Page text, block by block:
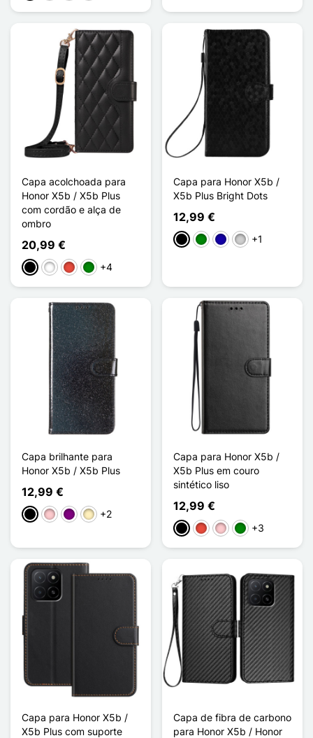
Capa acolchoada para
Honor X5b / X5b Plus
com cordão e alça de
ombro
20,99 €
PretoBrancoVermelho
Verde
+4
Capa para Honor X5b /
X5b Plus Bright Dots
12,99 €
PretoVerdeAzul Escuro
Prata
+1
Capa brilhante para
Honor X5b / X5b Plus
12,99 €
PretoRosaPúrpura
Ouro+2
Capa para Honor X5b /
X5b Plus em couro
sintético liso
12,99 €
PretoVermelho
RosaVerde
+3
Capa para Honor X5b /
X5b Plus com suporte
Capa de fibra de carbono
para Honor X5b / Honor